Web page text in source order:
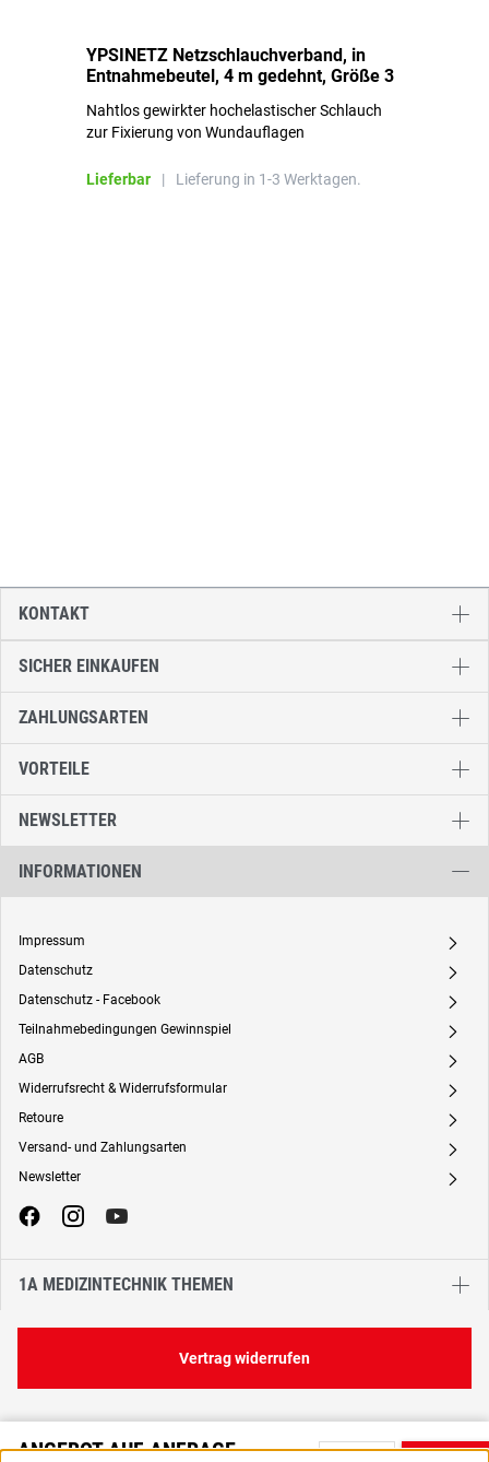
ANGEBOT AUF ANFRAGE
YPSINETZ Netzschlauchverband, in
Entnahmebeutel, 4 m gedehnt, Größe 3
Nahtlos gewirkter hochelastischer Schlauch
zur Fixierung von Wundauflagen
Lieferbar | Lieferung in 1-3 Werktagen.
SICHER EINKAUFEN
ZAHLUNGSARTEN
VORTEILE
NEWSLETTER
INFORMATIONEN
Impressum A
Datenschutz A
Datenschutz - Facebook A
Teilnahmebedingungen Gewinnspiel A
AGB A
Widerrufsrecht & Widerrufsformular A
Retoure A
Versand- und Zahlungsarten A
Newsletter A
1A MEDIZINTECHNIK THEMEN
KONTAKT
Vertrag widerrufen